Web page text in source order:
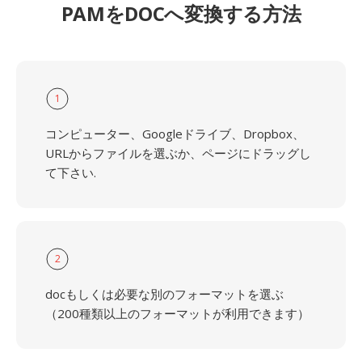
PAMをDOCへ変換する方法
1
コンピューター、Googleドライブ、Dropbox、
URLからファイルを選ぶか、ページにドラッグし
て下さい.
2
docもしくは必要な別のフォーマットを選ぶ
（200種類以上のフォーマットが利用できます）